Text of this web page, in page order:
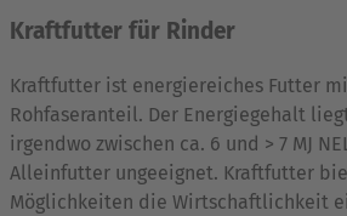
Kraftfutter für Rinder
Kraftfutter ist energiereiches Futter
Rohfaseranteil. Der Energiegehalt
irgendwo zwischen ca. 6 und > 7 MJ
Alleinfutter ungeeignet. Kraftfutter
Möglichkeiten die Wirtschaftlichkeit